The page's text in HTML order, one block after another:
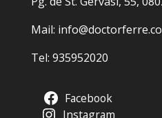
Mail:
Tel: 935952020
Facebook
Instagram